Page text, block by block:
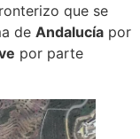
que se
de Andalucía por
por parte